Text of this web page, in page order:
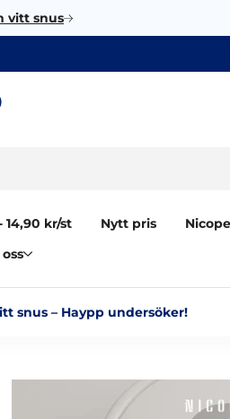
vitt snus
14,90 kr/st Nytt pris
snus – Haypp undersöker!‎